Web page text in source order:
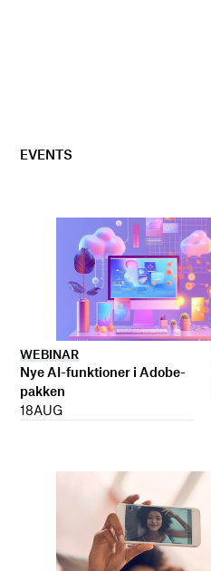
EVENTS
WEBINAR
Nye AI-funktioner i Adobe-
pakken
18AUG